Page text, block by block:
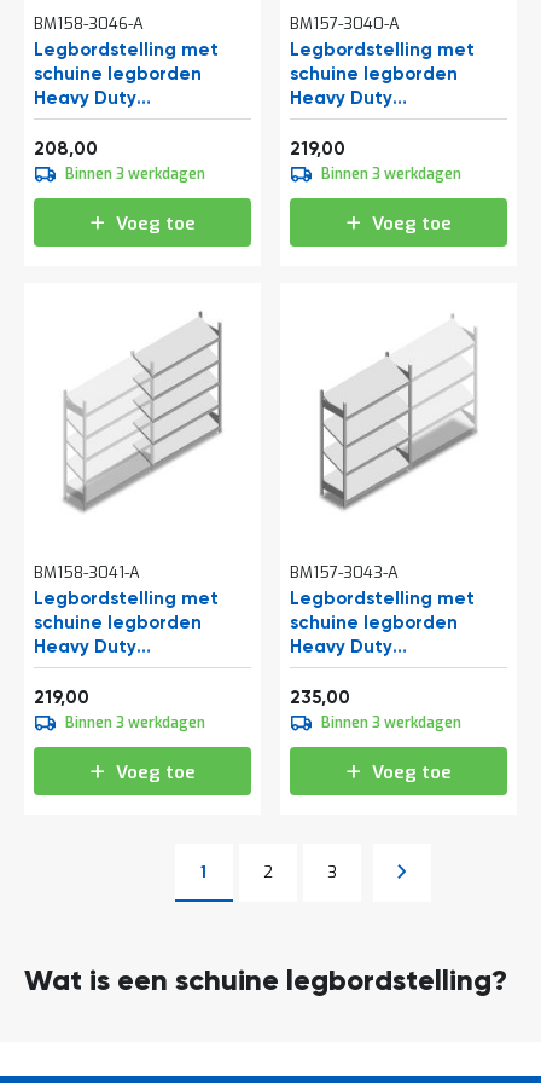
BM158-3046-A
Legbordstelling met
schuine legborden
Heavy Duty
2000x1300x600mm
(hxbxd) 4 niveaus 150 kg
aanbouwsectie
Vanaf
208,00
Binnen 3 werkdagen
Voeg toe
BM157-3040-A
Legbordstelling met
schuine legborden
Heavy Duty
2000x1300x400mm
(hxbxd) 4 niveaus 150 kg
beginsectie
Vanaf
219,00
Binnen 3 werkdagen
Voeg toe
BM158-3041-A
Legbordstelling met
schuine legborden
Heavy Duty
2000x1300x400mm
(hxbxd) 5 niveaus 150 kg
aanbouwsectie
Vanaf
219,00
Binnen 3 werkdagen
Voeg toe
BM157-3043-A
Legbordstelling met
schuine legborden
Heavy Duty
2000x1300x500mm
(hxbxd) 4 niveaus 150 kg
beginsectie
Vanaf
235,00
Binnen 3 werkdagen
Voeg toe
Pagina
U lees momenteel pagina
1 Pagina
2 Pagina
3 Pagina
Volgende
Wat is een schuine legbordstelling?